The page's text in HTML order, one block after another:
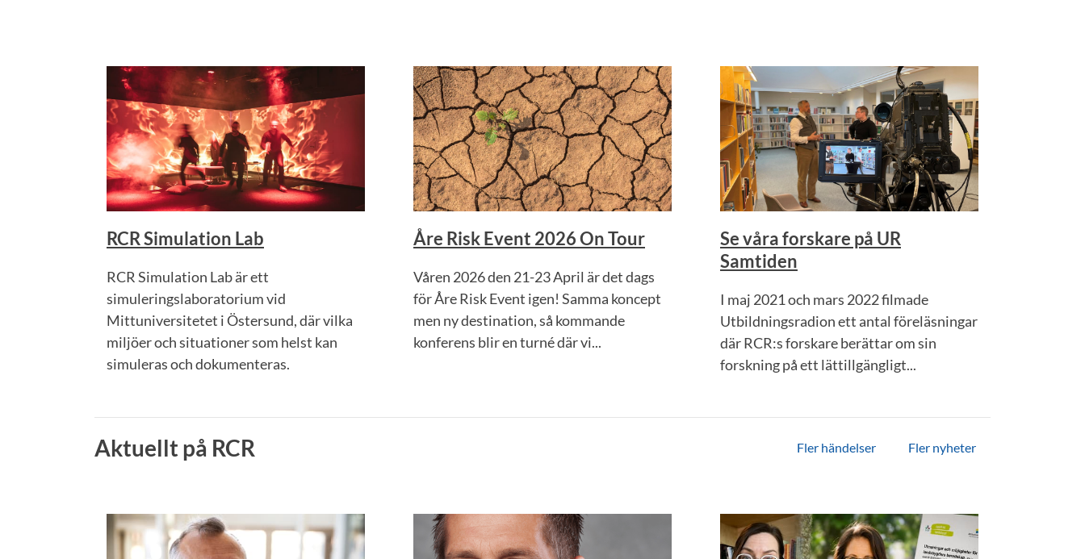
RCR Simulation Lab
RCR Simulation Lab är ett
simuleringslaboratorium vid
Mittuniversitetet i Östersund, där vilka
miljöer och situationer som helst kan
simuleras och dokumenteras.
Åre Risk Event 2026 On Tour
Våren 2026 den 21-23 April är det dags
för Åre Risk Event igen! Samma koncept
men ny destination, så kommande
konferens blir en turné där vi...
Se våra forskare på UR
Samtiden
I maj 2021 och mars 2022 filmade
Utbildningsradion ett antal föreläsningar
där RCR:s forskare berättar om sin
forskning på ett lättillgängligt...
Aktuellt på RCR Fler händelser Fler nyheter